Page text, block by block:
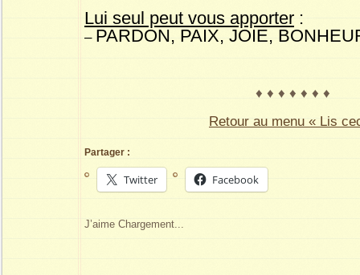
Lui seul peut vous apporter :
– PARDON, PAIX, JOIE,
♦ ♦ ♦ ♦ ♦ ♦ ♦
Retour au menu « Lis
Partager :
Twitter Facebook
J’aime Chargement...